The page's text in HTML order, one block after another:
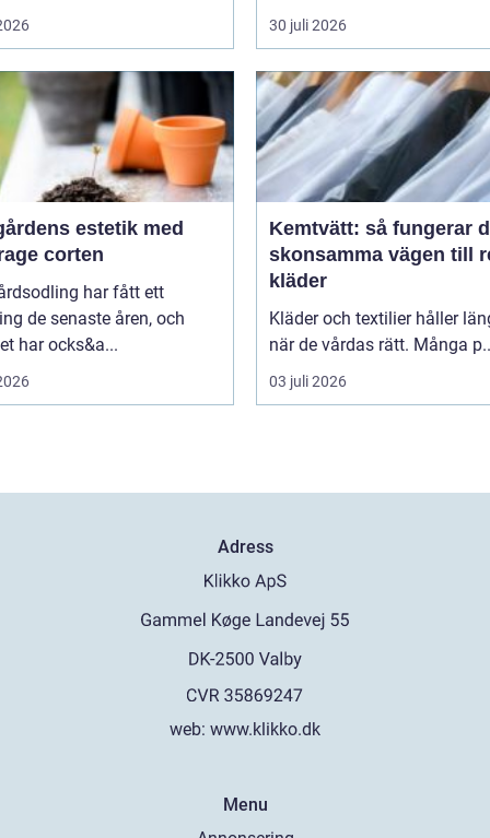
30 juli 2026
estetik med
corten
har fått ett
de senaste åren, och
har ocks&a...
Kemtvätt: så fungerar
skonsamma vägen till
kläder
Kläder och textilier håller
när de vårdas rätt. Många
03 juli 2026
Adress
web: www.klikko.dk
Menu